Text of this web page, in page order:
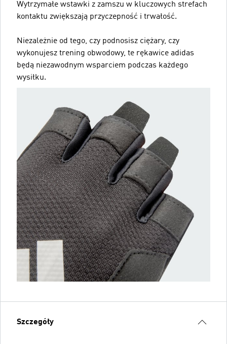
Wytrzymałe wstawki z zamszu w kluczowych strefach
kontaktu zwiększają przyczepność i trwałość.
Niezależnie od tego, czy podnosisz ciężary, czy
wykonujesz trening obwodowy, te rękawice adidas
będą niezawodnym wsparciem podczas każdego
wysiłku.
Szczegóły